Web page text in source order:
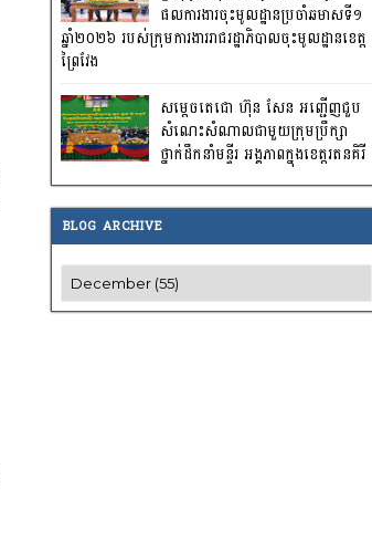
ផលការងារចុះមូលដ្ឋានប្រចាំឆមាសទី១
ឆ្នាំ២០២៦ របស់ក្រុមការងាររាជរដ្ឋាភិបាលចុះមូលដ្ឋានខេត្ត
ព្រៃវែង
សម្តេចតេជោ ហ៊ុន សែន អញ្ជើញជួប
សំណេះសំណាលជាមួយក្រុមប្រឹក្សា
ថ្នាក់ដឹកនាំមន្ទីរ អង្គភាពក្នុងខេត្តរតនគិរី
BLOG ARCHIVE